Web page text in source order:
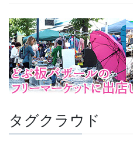
タグクラウド